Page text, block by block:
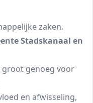
zaken.
Stadskanaal en
groot genoeg voor
en afwisseling,